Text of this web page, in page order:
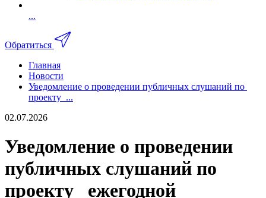
...
Обратиться
Главная
Новости
Уведомление о проведении публичных слушаний по
проекту ...
02.07.2026
Уведомление о проведении
публичных слушаний по
проекту ежегодной